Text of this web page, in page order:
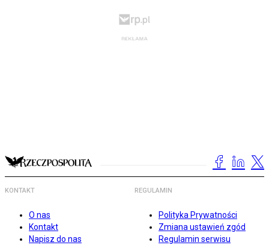
KONTAKT
O nas
Kontakt
Napisz do nas
REGULAMIN
Polityka Prywatności
Zmiana ustawień zgód
Regulamin serwisu